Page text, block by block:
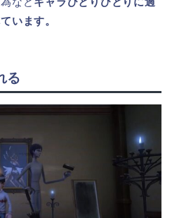
います。
る